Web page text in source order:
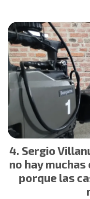
Sergio
no hay
porque las